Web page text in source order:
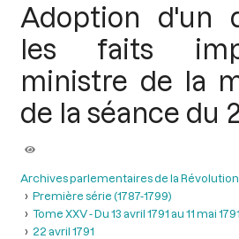
Adoption d'un
les faits
ministre de la
de la séance du
Archives parlementaires de la
Première série (1787-1799)
Tome XXV - Du 13 avril 1791 au 11 mai 1791
22 avril 1791